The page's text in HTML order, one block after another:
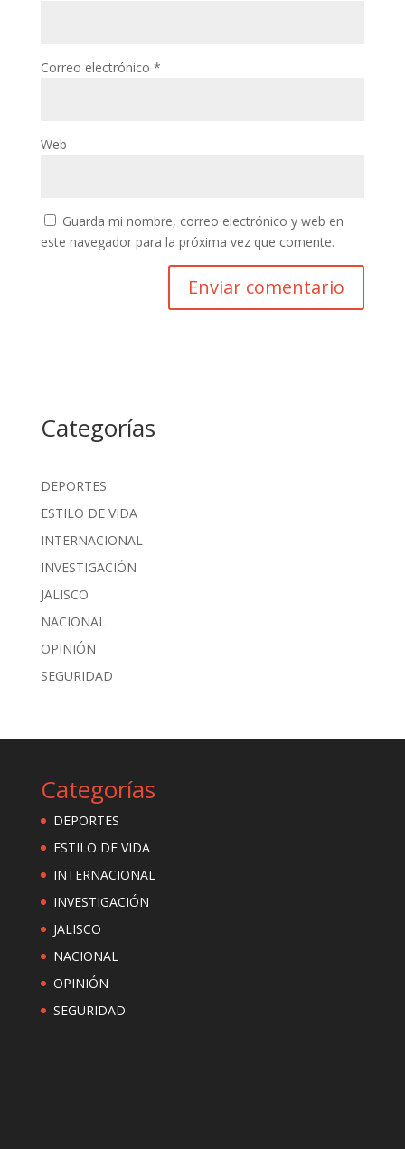
Correo electrónico *
Web
Guarda mi nombre, correo electrónico y web en
este navegador para la próxima vez que comente.
Categorías
DEPORTES
ESTILO DE VIDA
INTERNACIONAL
INVESTIGACIÓN
JALISCO
NACIONAL
OPINIÓN
SEGURIDAD
Categorías
DEPORTES
ESTILO DE VIDA
INTERNACIONAL
INVESTIGACIÓN
JALISCO
NACIONAL
OPINIÓN
SEGURIDAD